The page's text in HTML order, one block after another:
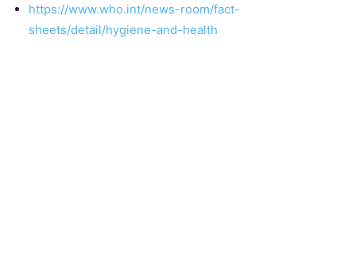
https://www.who.int/news-room/fact-
sheets/detail/hygiene-and-health